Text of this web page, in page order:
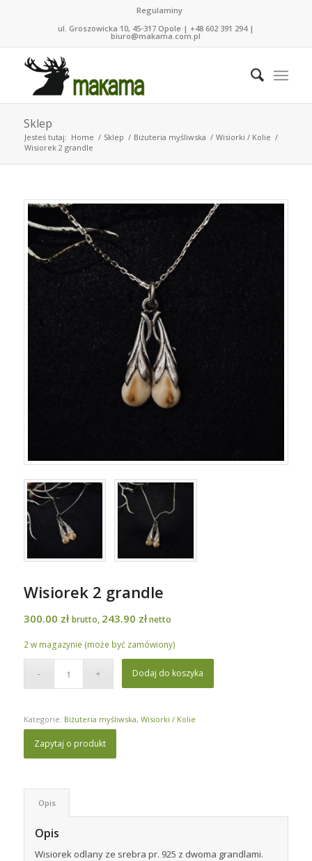
Regulaminy
ul. Groszowicka 10, 45-317 Opole | +48 602 391 294 |
biuro@makama.com.pl
Sklep
Jesteś tutaj: Home / Sklep / Biżuteria myśliwska / Wisiorki / Kolie /
Wisiorek 2 grandle
Wisiorek 2 grandle
300.00 zł brutto, 243.90 złnetto
2 w magazynie (może być zamówiony)
Dodaj do koszyka
Kategorie: Biżuteria myśliwska, Wisiorki / Kolie
Zapytaj o produkt
Opis
Opis
Wisiorek odlany ze srebra pr. 925 z dwoma grandlami.